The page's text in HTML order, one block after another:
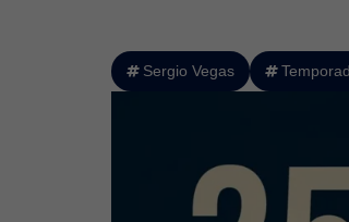
Sergio Vegas